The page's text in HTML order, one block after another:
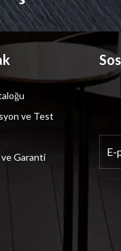
ve Test
Garanti